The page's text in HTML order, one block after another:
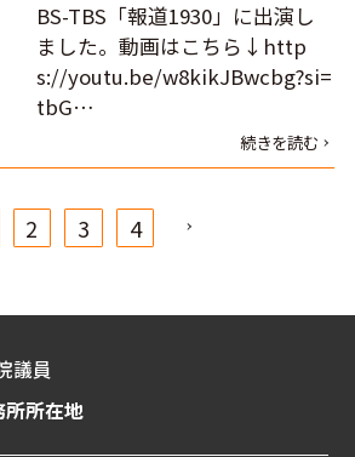
BS-TBS「報道1930」に出演し
ました。動画はこちら↓http
s://youtu.be/w8kikJBwcbg?si=
tbG…
続きを読む
2 3 4
議員
所所在地